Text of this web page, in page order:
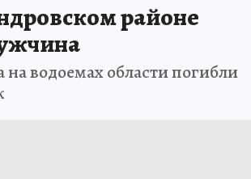
районе
на водоемах области погибли